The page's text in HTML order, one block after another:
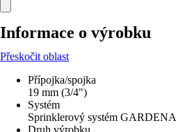
Informace o výrobku
Přeskočit oblast
Přípojka/spojka
19 mm (3/4")
Systém
Sprinklerový systém GARDENA
Druh výrobku